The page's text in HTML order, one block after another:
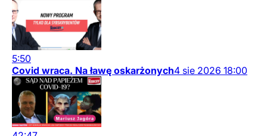
5:50
Covid wraca. Na ławę oskarżonych4 sie 2026 18:00